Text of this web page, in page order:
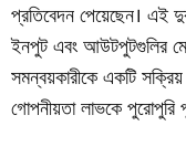
প্রতিবেদন পেয়েছেন। এই
ইনপুট এবং আউটপুটগুলির
সমন্বয়কারীকে একটি
গোপনীয়তা লাভকে পুরোপুরি